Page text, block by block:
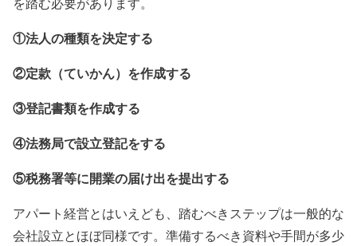
を踏む必要があります。
①法人の種類を決定する
②定款（ていかん）を作成する
③登記書類を作成する
④法務局で設立登記をする
⑤税務署等に開業の届け出を提出する
アパート経営とはいえども、踏むべきステップは一般的な
会社設立とほぼ同様です。準備するべき資料や手間が多少